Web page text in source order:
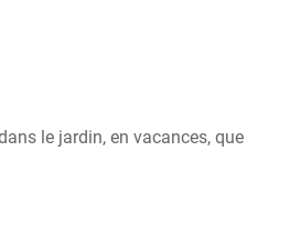
le jardin, en vacances, que